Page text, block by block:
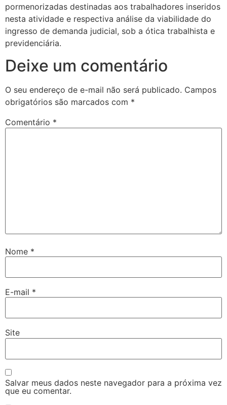
pormenorizadas destinadas aos trabalhadores inseridos
nesta atividade e respectiva análise da viabilidade do
ingresso de demanda judicial, sob a ótica trabalhista e
previdenciária.
Deixe um comentário
O seu endereço de e-mail não será publicado. Campos
obrigatórios são marcados com *
Comentário *
Nome *
E-mail *
Site
Salvar meus dados neste navegador para a próxima vez
que eu comentar.